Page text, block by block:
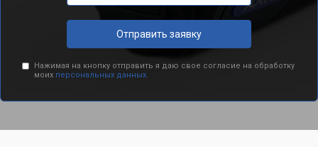
Отправить заявку
Нажимая на кнопку отправить я даю свое согласие на обработку
моих персональных данных.